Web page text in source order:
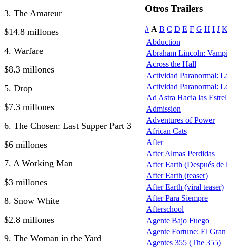
3. The Amateur
$14.8 millones
4. Warfare
$8.3 millones
5. Drop
$7.3 millones
6. The Chosen: Last Supper Part 3
$6 millones
7. A Working Man
$3 millones
8. Snow White
$2.8 millones
9. The Woman in the Yard
Otros Trailers
# A B C D E F G H I J
Abduction
Abraham Lincoln:
Across the Hall
Actividad Paranormal:
Actividad Paranormal:
Ad Astra Hacia las
Admission
Adventures of Power
African Cats
After
After Almas Perdidas
After Earth (Después de
After Earth (teaser)
After Earth (viral teaser)
After Para Siempre
Afterschool
Agente Bajo Fuego
Agente Fortune: El
Agentes 355 (The 355)